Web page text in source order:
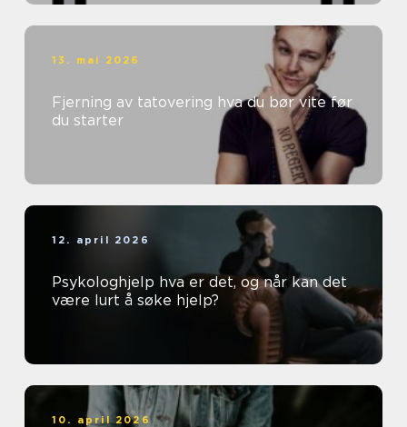
13. mai 2026
Fjerning av tatovering hva du bør vite før
du starter
12. april 2026
Psykologhjelp hva er det, og når kan det
være lurt å søke hjelp?
10. april 2026